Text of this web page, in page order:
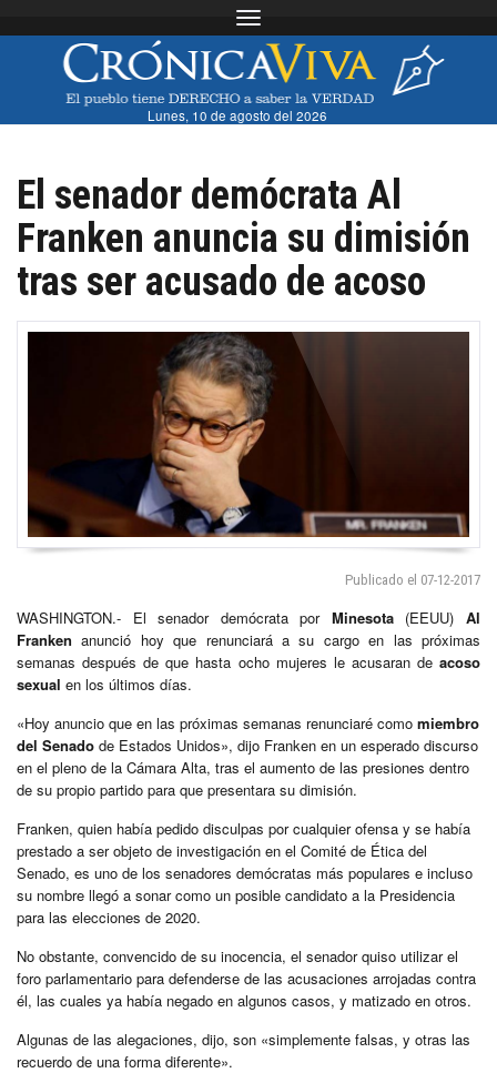
Toggle navigation
Lunes, 10 de agosto del 2026
El senador demócrata Al
Franken anuncia su dimisión
tras ser acusado de acoso
Publicado el 07-12-2017
WASHINGTON.- El senador demócrata por Minesota(EEUU)Al
Franken anunció hoy que renunciará a su cargo en las próximas
semanas después de que hasta ocho mujeres le acusaran de acoso
sexual en los últimos días.
«Hoy anuncio que en las próximas semanas renunciaré como miembro
del Senado de Estados Unidos», dijo Franken en un esperado discurso
en el pleno de la Cámara Alta, tras el aumento de las presiones dentro
de su propio partido para que presentara su dimisión.
Franken, quien había pedido disculpas por cualquier ofensa y se había
prestado a ser objeto de investigación en el Comité de Ética del
Senado, es uno de los senadores demócratas más populares e incluso
su nombre llegó a sonar como un posible candidato a la Presidencia
para las elecciones de 2020.
No obstante, convencido de su inocencia, el senador quiso utilizar el
foro parlamentario para defenderse de las acusaciones arrojadas contra
él, las cuales ya había negado en algunos casos, y matizado en otros.
Algunas de las alegaciones, dijo, son «simplemente falsas, y otras las
recuerdo de una forma diferente».